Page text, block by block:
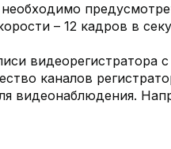
– 12 кадров в
каналов
видеонаблюдения.